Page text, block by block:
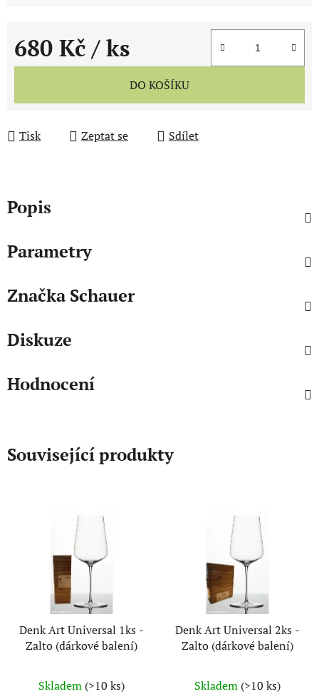
680 Kč / ks
Měrná cena:
DO KOŠÍKU
Tisk Zeptat se Sdílet
Popis
Parametry
Značka Schauer
Diskuze
Hodnocení
Související produkty
Denk Art Universal 1ks -
Zalto (dárkové balení)
Skladem (>10 ks)
Denk Art Universal 2ks -
Zalto (dárkové balení)
Skladem (>10 ks)